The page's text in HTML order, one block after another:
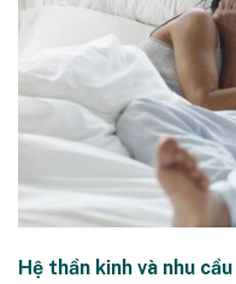
Hệ thần kinh và nhu